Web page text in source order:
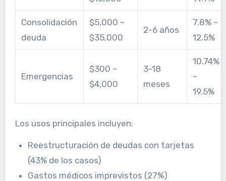
Consolidación
deuda
$5,000 –
$35,000
2-6 años
7.8% –
12.5%
Emergencias
$300 –
$4,000
3-18
meses
10.74%
–
19.5%
Los usos principales incluyen:
Reestructuración de deudas con tarjetas
(43% de los casos)
Gastos médicos imprevistos (27%)